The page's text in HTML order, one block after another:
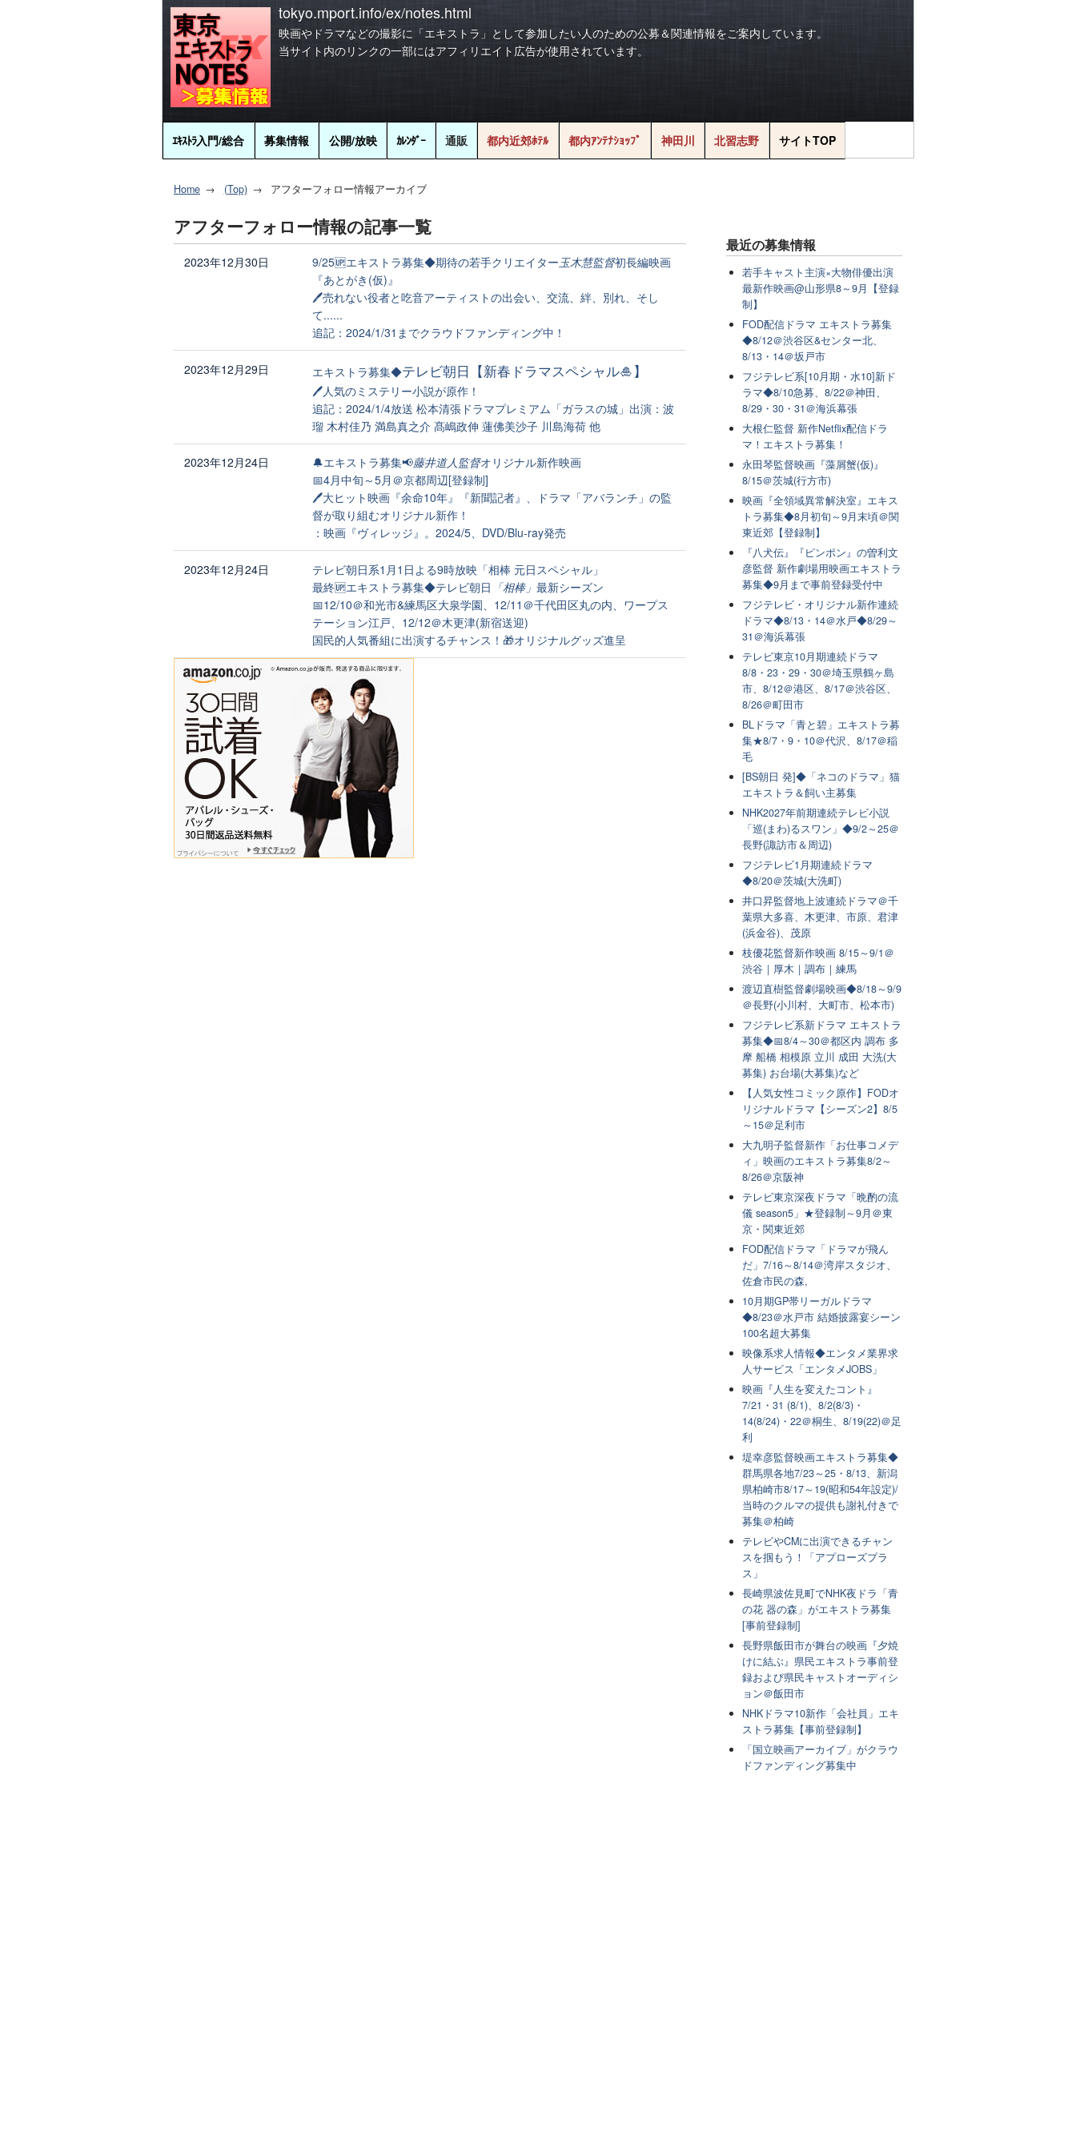
tokyo.mport.info/ex/notes.html
映画やドラマなどの撮影に「エキストラ」として参加したい人のための公募＆関連情報をご案内しています。
当サイト内のリンクの一部にはアフィリエイト広告が使用されています。
ｴｷｽﾄﾗ入門/総合 募集情報 公開/放映 ｶﾚﾝﾀﾞｰ 通販 都内近郊ﾎﾃﾙ 都内ｱﾝﾃﾅｼｮｯﾌﾟ 神田川 北習志野 サイトTOP
Home (Top) アフターフォロー情報アーカイブ
アフターフォロー情報の記事一覧
2023年12月30日 9/25🆙エキストラ募集◆期待の若手クリエイター 玉木慧監督初長編映画
『あとがき(仮)』
🖊売れない役者と吃音アーティストの出会い、交流、絆、別れ、そし
て......
追記：2024/1/31までクラウドファンディング中！
2023年12月29日 エキストラ募集◆テレビ朝日【新春ドラマスペシャル🎍】
🖊人気のミステリー小説が原作！
追記：2024/1/4放送 松本清張ドラマプレミアム「ガラスの城」出演：波
瑠 木村佳乃 満島真之介 髙嶋政伸 蓮佛美沙子 川島海荷 他
2023年12月24日 🔔エキストラ募集📢藤井道人監督オリジナル新作映画
📅4月中旬～5月＠京都周辺[登録制]
🖊大ヒット映画『余命10年』『新聞記者』、ドラマ「アバランチ」の監
督が取り組むオリジナル新作！
：映画『ヴィレッジ』。2024/5、DVD/Blu-ray発売
2023年12月24日
テレビ朝日系1月1日よる9時放映「相棒 元日スペシャル」
最終🆙エキストラ募集◆テレビ朝日 「相棒」 最新シーズン
📅12/10＠和光市&練馬区大泉学園、12/11＠千代田区丸の内、ワープス
テーション江戸、12/12＠木更津(新宿送迎)
国民的人気番組に出演するチャンス！🎁オリジナルグッズ進呈
最近の募集情報
若手キャスト主演×大物俳優出演
最新作映画@山形県8～9月【登録
制】
FOD配信ドラマ エキストラ募集
◆8/12＠渋谷区&センター北、
8/13・14＠坂戸市
フジテレビ系[10月期・水10]新ド
ラマ◆8/10急募、8/22＠神田、
8/29・30・31＠海浜幕張
大根仁監督 新作Netflix配信ドラ
マ！エキストラ募集！
永田琴監督映画『藻屑蟹(仮)』
8/15＠茨城(行方市)
映画『全領域異常解決室』エキス
トラ募集◆8月初旬～9月末頃＠関
東近郊【登録制】
『八犬伝』『ピンポン』の曽利文
彦監督 新作劇場用映画エキストラ
募集◆9月まで事前登録受付中
フジテレビ・オリジナル新作連続
ドラマ◆8/13・14＠水戸◆8/29～
31＠海浜幕張
テレビ東京10月期連続ドラマ
8/8・23・29・30＠埼玉県鶴ヶ島
市、8/12＠港区、8/17＠渋谷区、
8/26＠町田市
BLドラマ「青と碧」エキストラ募
集★8/7・9・10＠代沢、8/17＠稲
毛
[BS朝日 発]◆「ネコのドラマ」猫
エキストラ＆飼い主募集
NHK2027年前期連続テレビ小説
「巡(まわ)るスワン」◆9/2～25＠
長野(諏訪市＆周辺)
フジテレビ1月期連続ドラマ
◆8/20＠茨城(大洗町)
井口昇監督地上波連続ドラマ＠千
葉県大多喜、木更津、市原、君津
(浜金谷)、茂原
枝優花監督新作映画 8/15～9/1＠
渋谷｜厚木｜調布｜練馬
渡辺直樹監督劇場映画◆8/18～9/9
＠長野(小川村、大町市、松本市)
フジテレビ系新ドラマ エキストラ
募集◆📅8/4～30＠都区内 調布 多
摩 船橋 相模原 立川 成田 大洗(大
募集) お台場(大募集)など
【人気女性コミック原作】FODオ
リジナルドラマ【シーズン2】8/5
～15＠足利市
大九明子監督新作「お仕事コメデ
ィ」映画のエキストラ募集8/2～
8/26＠京阪神
テレビ東京深夜ドラマ「晩酌の流
儀 season5」★登録制～9月＠東
京・関東近郊
FOD配信ドラマ「ドラマが飛ん
だ」7/16～8/14＠湾岸スタジオ、
佐倉市民の森,
10月期GP帯リーガルドラマ
◆8/23＠水戸市 結婚披露宴シーン
100名超大募集
映像系求人情報◆エンタメ業界求
人サービス「エンタメJOBS」
映画『人生を変えたコント』
7/21・31 (8/1)、8/2(8/3)・
14(8/24)・22＠桐生、8/19(22)＠足
利
堤幸彦監督映画エキストラ募集◆
群馬県各地7/23～25・8/13、新潟
県柏崎市8/17～19(昭和54年設定)/
当時のクルマの提供も謝礼付きで
募集＠柏崎
テレビやCMに出演できるチャン
スを掴もう！「アプローズプラ
ス」
長崎県波佐見町でNHK夜ドラ「青
の花 器の森」がエキストラ募集
[事前登録制]
長野県飯田市が舞台の映画『夕焼
けに結ぶ』県民エキストラ事前登
録および県民キャストオーディシ
ョン＠飯田市
NHKドラマ10新作「会社員」エキ
ストラ募集【事前登録制】
「国立映画アーカイブ」がクラウ
ドファンディング募集中